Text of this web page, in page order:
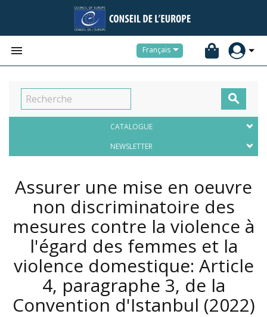
 Français

CATALOGUE
NEWSLETTER
Assurer une mise en oeuvre
non discriminatoire des
mesures contre la violence à
l'égard des femmes et la
violence domestique: Article
4, paragraphe 3, de la
Convention d'Istanbul (2022)